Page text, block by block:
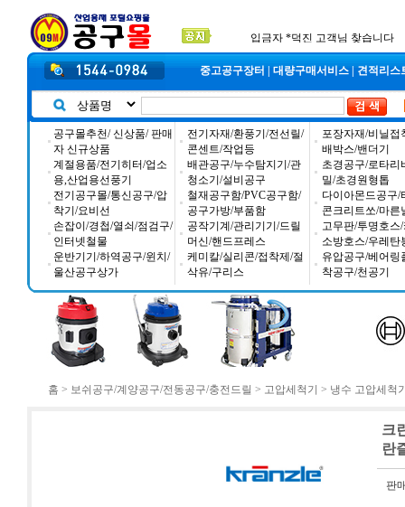
2025년 추석 배송 일정안내
입금자 *덕진 고객님 찾습니다
중고공구장터
대량구매서비스 견적리스
공구몰추천/ 신상품/ 판매
자 신규상품
계절용품/전기히터/업소
용,산업용선풍기
전기공구몰/통신공구/압
착기/요비선
손잡이/경첩/열쇠/점검구/
인터넷철물
운반기기/하역공구/윈치/
울산공구상가
전기자재/환풍기/전선릴/
콘센트/작업등
배관공구/누수탐지기/관
청소기/설비공구
철재공구함/PVC공구함/
공구가방/부품함
공작기계/관리기기/드릴
머신/핸드프레스
케미칼/실리콘/접착제/절
삭유/구리스
포장자재/비닐접
배박스/밴더기
초경공구/로타리
밀/초경원형톱
다이아몬드공구/
콘크리트쏘/마른
고무판/투명호스
소방호스/우레탄
유압공구/베어링
착공구/천공기
홈 > 보쉬공구/계양공구/전동공구/충전드릴 > 고압세척기 > 냉수 고압세척
크
란
판